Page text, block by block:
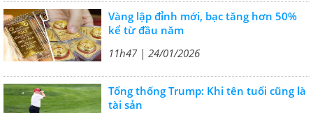
Vàng lập đỉnh mới, bạc tăng hơn 50%
kể từ đầu năm
11h47 | 24/01/2026
Tổng thống Trump: Khi tên tuổi cũng là
tài sản